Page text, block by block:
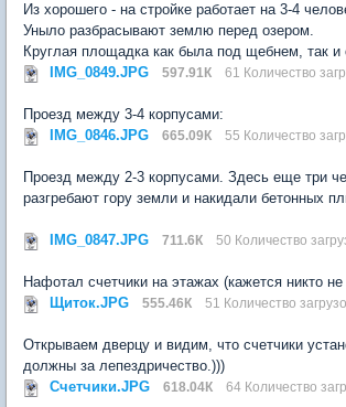
Из хорошего - на стройке работает на 3-4
Уныло разбрасывают землю перед озером.
Круглая площадка как была под щебнем, так и
IMG_0849.JPG
597.91К 61 Количество
Проезд между 3-4 корпусами:
IMG_0846.JPG
665.09К 55 Количество
Проезд между 2-3 корпусами. Здесь еще три
разгребают гору земли и накидали бетонных
IMG_0847.JPG 711.6К 50 Количество
Нафотал счетчики на этажах (кажется никто
Щиток.JPG
555.46К 51 Количество
Открываем дверцу и видим, что счетчики
должны за лепездричество.)))
Счетчики.JPG
618.04К 64 Количество